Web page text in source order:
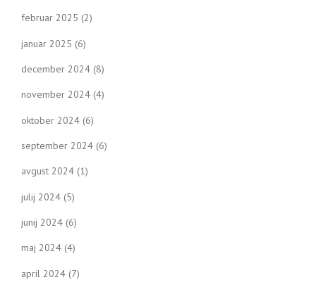
februar 2025 (2)
januar 2025 (6)
december 2024 (8)
november 2024 (4)
oktober 2024 (6)
september 2024 (6)
avgust 2024 (1)
julij 2024 (5)
junij 2024 (6)
maj 2024 (4)
april 2024 (7)